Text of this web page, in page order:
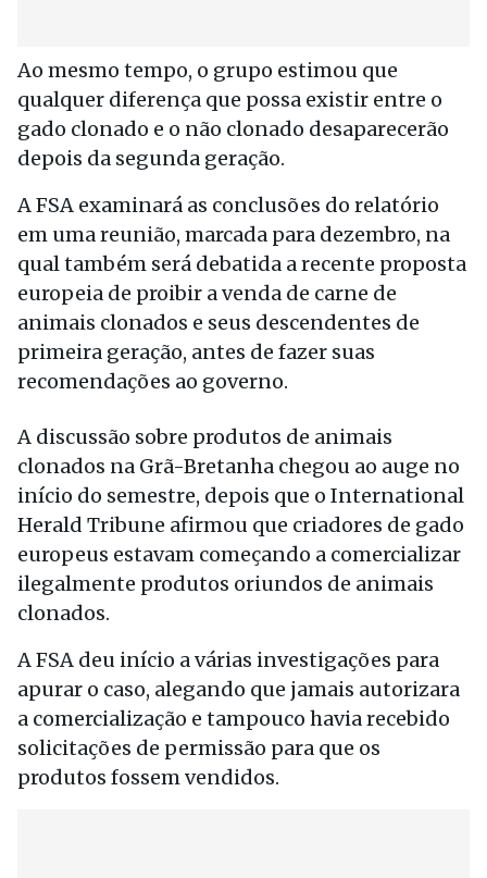
Ao mesmo tempo, o grupo estimou que
qualquer diferença que possa existir entre o
gado clonado e o não clonado desaparecerão
depois da segunda geração.
A FSA examinará as conclusões do relatório
em uma reunião, marcada para dezembro, na
qual também será debatida a recente proposta
europeia de proibir a venda de carne de
animais clonados e seus descendentes de
primeira geração, antes de fazer suas
recomendações ao governo.
A discussão sobre produtos de animais
clonados na Grã-Bretanha chegou ao auge no
início do semestre, depois que o International
Herald Tribune afirmou que criadores de gado
europeus estavam começando a comercializar
ilegalmente produtos oriundos de animais
clonados.
A FSA deu início a várias investigações para
apurar o caso, alegando que jamais autorizara
a comercialização e tampouco havia recebido
solicitações de permissão para que os
produtos fossem vendidos.